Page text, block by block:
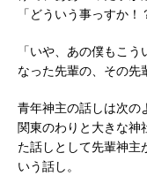
「どういう事っすか！
「いや、あの僕もこ
なった先輩の、その先
青年神主の話しは次の
関東のわりと大きな神
た話しとして先輩神主
いう話し。